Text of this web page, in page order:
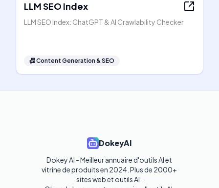
LLM SEO Index
LLM SEO Index: ChatGPT & AI Crawlability Checker
📠Content Generation & SEO
DokeyAI
Dokey AI - Meilleur annuaire d'outils AI et
vitrine de produits en 2024. Plus de 2000+
sites web et outils AI.